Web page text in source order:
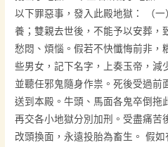
以下罪惡事，發入此殿地獄： （
養；雙親去世後，不能予以安葬，
愁悶、煩惱。假若不快懺悔前非，
些男女，記下名字，上奏玉帝，減
並聽任邪鬼隨身作祟。死後受過前
送到本殿。牛頭、馬面各鬼卒倒拖
再交各小地獄分別加刑。受盡痛苦
改頭換面，永遠投胎為畜生。 假